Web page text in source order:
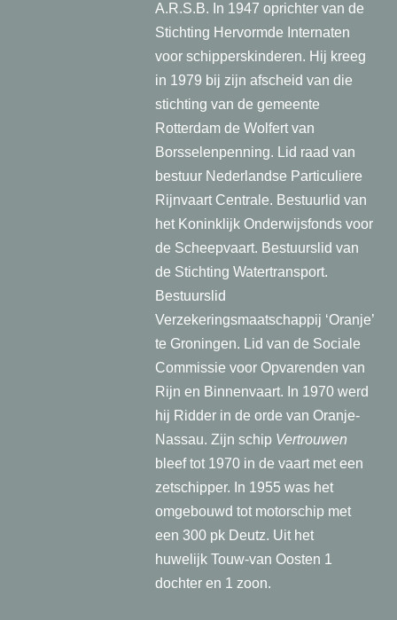
A.R.S.B. In 1947 oprichter van de
Stichting Hervormde Internaten
voor schipperskinderen. Hij kreeg
in 1979 bij zijn afscheid van die
stichting van de gemeente
Rotterdam de Wolfert van
Borsselenpenning. Lid raad van
bestuur Nederlandse Particuliere
Rijnvaart Centrale. Bestuurlid van
het Koninklijk Onderwijsfonds voor
de Scheepvaart. Bestuurslid van
de Stichting Watertransport.
Bestuurslid
Verzekeringsmaatschappij ‘Oranje’
te Groningen. Lid van de Sociale
Commissie voor Opvarenden van
Rijn en Binnenvaart. In 1970 werd
hij Ridder in de orde van Oranje-
Nassau. Zijn schip Vertrouwen
bleef tot 1970 in de vaart met een
zetschipper. In 1955 was het
omgebouwd tot motorschip met
een 300 pk Deutz. Uit het
huwelijk Touw-van Oosten 1
dochter en 1 zoon.